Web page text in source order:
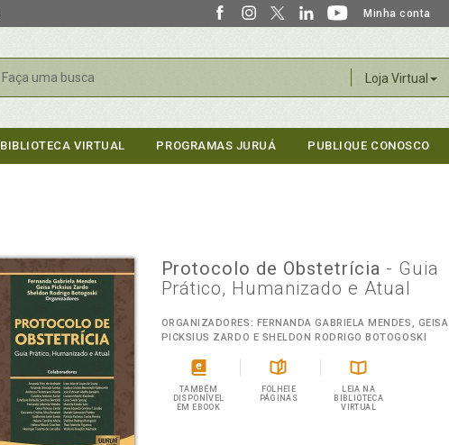
Minha conta
Loja Virtual
Buscar
BIBLIOTECA VIRTUAL PROGRAMAS JURUÁ PUBLIQUE CONOSCO
Protocolo de Obstetrícia - Guia
Prático, Humanizado e Atual
ORGANIZADORES: FERNANDA GABRIELA MENDES, GEISA
PICKSIUS ZARDO E SHELDON RODRIGO BOTOGOSKI
TAMBÉM
DISPONÍVEL
EM EBOOK
FOLHEIE
PÁGINAS
LEIA NA
BIBLIOTECA
VIRTUAL